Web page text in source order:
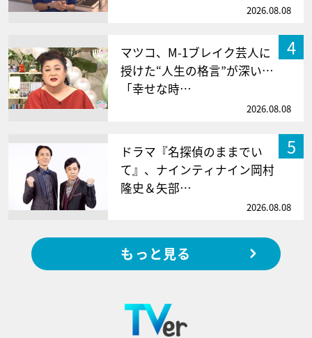
2026.08.08
4
マツコ、M-1ブレイク芸人に
授けた“人生の格言”が深い…
「幸せな時…
2026.08.08
5
ドラマ『名探偵のままでい
て』、ナインティナイン岡村
隆史＆矢部…
2026.08.08
もっと見る